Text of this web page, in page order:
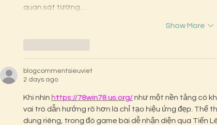
quan sát tương…
Show More
blogcommentsieuviet
2 days ago
Khi nhìn https://78win78.us.org/ như một nền tảng có
vai trò dẫn hướng rõ hơn là chỉ tạo hiệu ứng đẹp. Thể
dung riêng, trong đó game bài dễ nhận diện qua Tiến